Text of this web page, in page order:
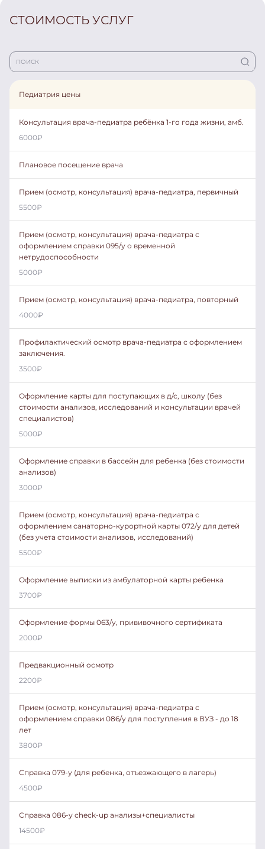
СТОИМОСТЬ УСЛУГ
Педиатрия цены
Консультация врача-педиатра ребёнка 1-го года жизни, амб.
6000₽
Плановое посещение врача
Прием (осмотр, консультация) врача-педиатра, первичный
5500₽
Прием (осмотр, консультация) врача-педиатра с
оформлением справки 095/у о временной
нетрудоспособности
5000₽
Прием (осмотр, консультация) врача-педиатра, повторный
4000₽
Профилактический осмотр врача-педиатра с оформлением
заключения.
3500₽
Оформление карты для поступающих в д/с, школу (без
стоимости анализов, исследований и консультации врачей
специалистов)
5000₽
Оформление справки в бассейн для ребенка (без стоимости
анализов)
3000₽
Прием (осмотр, консультация) врача-педиатра с
оформлением санаторно-курортной карты 072/у для детей
(без учета стоимости анализов, исследований)
5500₽
Оформление выписки из амбулаторной карты ребенка
3700₽
Оформление формы 063/у, прививочного сертификата
2000₽
Предвакционный осмотр
2200₽
Прием (осмотр, консультация) врача-педиатра с
оформлением справки 086/у для поступления в ВУЗ - до 18
лет
3800₽
Справка 079-у (для ребенка, отъезжающего в лагерь)
4500₽
Справка 086-у check-up анализы+специалисты
14500₽